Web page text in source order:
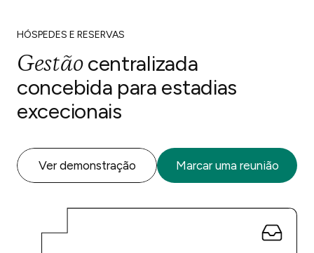
HÓSPEDES E RESERVAS
Gestãocentralizada
concebida para estadias
excecionais
Ver demonstração Marcar uma reunião